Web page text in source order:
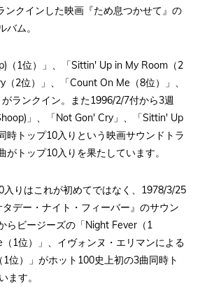
ンクインした映画『ため息つかせて』の
ム。
（1位）」、「Sittin' Up in My Room（2
2位）」、「Count On Me（8位）」、
ランクイン。また1996/2/7付から3週
」、「Not Gon' Cry」、「Sittin' Up
時トップ10入りという映画サウンドトラ
がトップ10入りを果たしています。
入りはこれが初めてではなく、1978/3/25
デー・ナイト・フィーバー』のサウン
らビージーズの「Night Fever（1
1位）」、イヴォンヌ・エリマンによる
1位）」がホット100史上初の3曲同時ト
ます。